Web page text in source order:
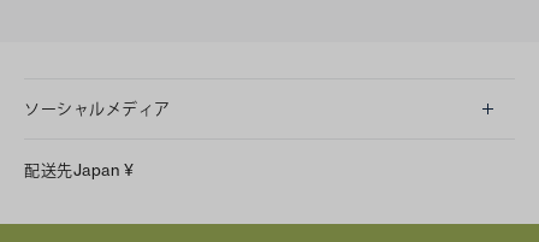
ソーシャルメディア
Facebook
配送先Japan ¥